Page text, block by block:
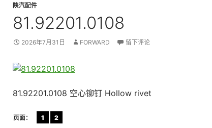
陕汽配件
81.92201.0108
2026年7月31日 FORWARD 留下评论
81.92201.0108 空心铆钉 Hollow rivet
页面： 1 2